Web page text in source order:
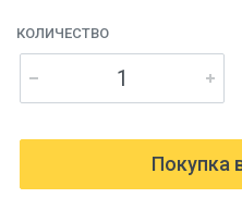
КОЛИЧЕСТВО
Покупка